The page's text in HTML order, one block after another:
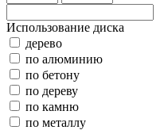
Использование диска
дерево
по алюминию
по бетону
по дереву
по камню
по металлу